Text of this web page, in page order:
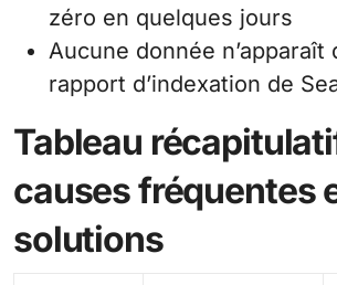
zéro en quelques jours
Aucune donnée n’apparaît
rapport d’indexation de
Tableau
causes fréquentes
solutions